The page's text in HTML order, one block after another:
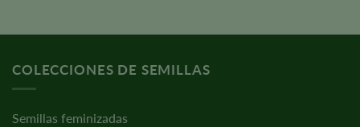
COLECCIONES DE SEMILLAS
Semillas feminizadas